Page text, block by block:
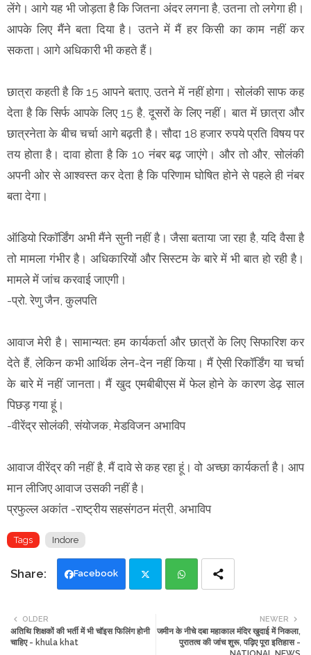
लेंगे। आगे यह भी जोड़ता है कि जितना अंदर लगना है, उतना तो लगेगा ही।
आपके लिए मैंने बता दिया है। उतने में मैं हर किसी का काम नहीं कर
सकता। आगे अधिकारी भी कहते हैं।
छात्रा कहती है कि 15 आपने बताए, उतने में नहीं होगा। सोलंकी साफ कह
देता है कि सिर्फ आपके लिए 15 है, दूसरों के लिए नहीं। बात में छात्रा और
छात्रनेता के बीच चर्चा आगे बढ़ती है। सौदा 18 हजार रुपये प्रति विषय पर
तय होता है। दावा होता है कि 10 नंबर बढ़ जाएंगे। और तो और, सोलंकी
अपनी ओर से आश्वस्त कर देता है कि परिणाम घोषित होने से पहले ही नंबर
बता देगा।
ऑडियो रिकॉर्डिंग अभी मैंने सुनी नहीं है। जैसा बताया जा रहा है, यदि वैसा है
तो मामला गंभीर है। अधिकारियों और सिस्टम के बारे में भी बात हो रही है।
मामले में जांच करवाई जाएगी।
-प्रो. रेणु जैन, कुलपति
आवाज मेरी है। सामान्यत: हम कार्यकर्ता और छात्रों के लिए सिफारिश कर
देते हैं, लेकिन कभी आर्थिक लेन-देन नहीं किया। मैं ऐसी रिकॉर्डिंग या चर्चा
के बारे में नहीं जानता। मैं खुद एमबीबीएस में फेल होने के कारण डेढ़ साल
पिछड़ गया हूं।
-वीरेंद्र सोलंकी, संयोजक, मेडविजन अभाविप
आवाज वीरेंद्र की नहीं है, मैं दावे से कह रहा हूं। वो अच्छा कार्यकर्ता है। आप
मान लीजिए आवाज उसकी नहीं है।
प्रफुल्ल अकांत -राष्ट्रीय सहसंगठन मंत्री, अभाविप
Tags Indore
Facebook
tte ats
NEWER
जमीन के नीचे दबा महाकाल मंदिर खुदाई में निकला,
पुरातत्व की जांच शुरू, पढ़िए पूरा इतिहास -
OLDER
अतिथि ‍शिक्षकों की भर्ती में भी चॉइस फिलिंग होनी
चाहिए - khula khat